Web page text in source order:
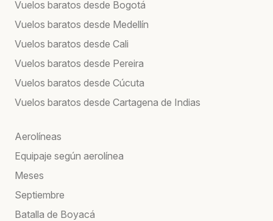
Vuelos baratos desde Bogotá
Vuelos baratos desde Medellín
Vuelos baratos desde Cali
Vuelos baratos desde Pereira
Vuelos baratos desde Cúcuta
Vuelos baratos desde Cartagena de Indias
Aerolíneas
Equipaje según aerolínea
Meses
Septiembre
Batalla de Boyacá